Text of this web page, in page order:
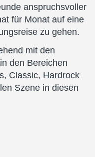
anspruchsvoller
für Monat auf eine
zu gehen.
mit den
den Bereichen
Classic, Hardrock
Szene in diesen